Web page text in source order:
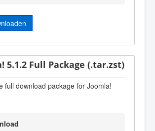
5.1.2 Full Package (.tar.zst)
full download package for Joomla!